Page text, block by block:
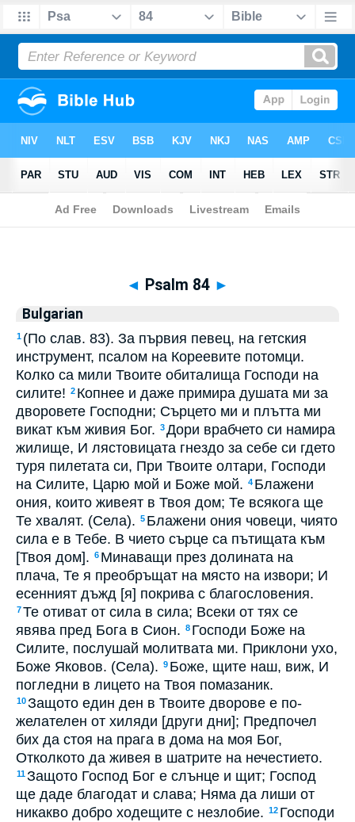
Biblia >Bulgarian > Psalm 84
◄ Psalm 84 ►
Bulgarian
1 (По слав. 83). За първия певец, на гетския
инструмент, псалом на Кореевите потомци.
Колко са мили Твоите обиталища Господи на
силите! 2 Копнее и даже примира душата ми за
дворовете Господни; Сърцето ми и плътта ми
викат към живия Бог. 3Дори врабчето си намира
жилище, И лястовицата гнездо за себе си гдето
туря пилетата си, При Твоите олтари, Господи
на Силите, Царю мой и Боже мой. 4 Блажени
ония, които живеят в Твоя дом; Те всякога ще
Те хвалят. (Села). 5 Блажени ония човеци, чиято
сила е в Тебе. В чието сърце са пътищата към
[Твоя дом]. 6 Минаващи през долината на
плача, Те я преобръщат на място на извори; И
есенният дъжд [я] покрива с благословения.
7Те отиват от сила в сила; Всеки от тях се
явява пред Бога в Сион. 8 Господи Боже на
Силите, послушай молитвата ми. Приклони ухо,
Боже Яковов. (Села). 9 Боже, щите наш, виж, И
погледни в лицето на Твоя помазаник.
10Защото един ден в Твоите дворове е по-
желателен от хиляди [други дни]; Предпочел
бих да стоя на прага в дома на моя Бог,
Отколкото да живея в шатрите на нечестието.
11Защото Господ Бог е слънце и щит; Господ
ще даде благодат и слава; Няма да лиши от
никакво добро ходещите с незлобие. 12 Господи